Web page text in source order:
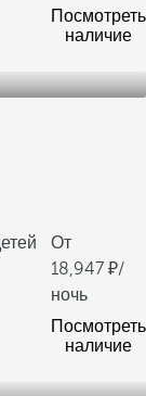
Посмотреть
наличие
От
18,947
/
ночь
Посмотреть
наличие